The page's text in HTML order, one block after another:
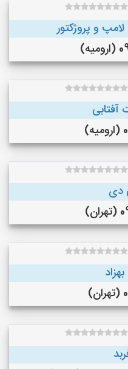
و پروژکتور
دی